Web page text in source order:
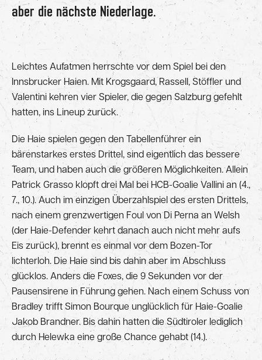
aber die nächste Niederlage.
Leichtes Aufatmen herrschte vor dem Spiel bei den
Innsbrucker Haien. Mit Krogsgaard, Rassell, Stöffler und
Valentini kehren vier Spieler, die gegen Salzburg gefehlt
hatten, ins Lineup zurück.
Die Haie spielen gegen den Tabellenführer ein
bärenstarkes erstes Drittel, sind eigentlich das bessere
Team, und haben auch die größeren Möglichkeiten. Allein
Patrick Grasso klopft drei Mal bei HCB-Goalie Vallini an (4.,
7., 10.). Auch im einzigen Überzahlspiel des ersten Drittels,
nach einem grenzwertigen Foul von Di Perna an Welsh
(der Haie-Defender kehrt danach auch nicht mehr aufs
Eis zurück), brennt es einmal vor dem Bozen-Tor
lichterloh. Die Haie sind bis dahin aber im Abschluss
glücklos. Anders die Foxes, die 9 Sekunden vor der
Pausensirene in Führung gehen. Nach einem Schuss von
Bradley trifft Simon Bourque unglücklich für Haie-Goalie
Jakob Brandner. Bis dahin hatten die Südtiroler lediglich
durch Helewka eine große Chance gehabt (14.).